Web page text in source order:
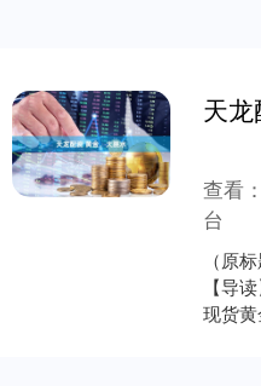
查看
台
（原
【导
现货